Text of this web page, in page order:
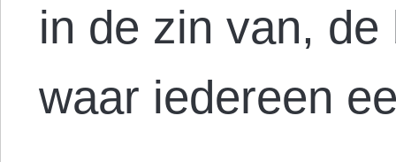
in de zin van,
waar iedereen